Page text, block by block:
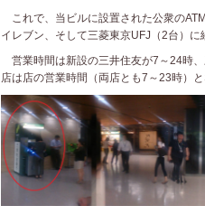
これで、当ビルに設置された公衆の
イレブン、そして三菱東京UFJ（2台）に
営業時間は新設の三井住友が7～24時
店は店の営業時間（両店とも7～23時）